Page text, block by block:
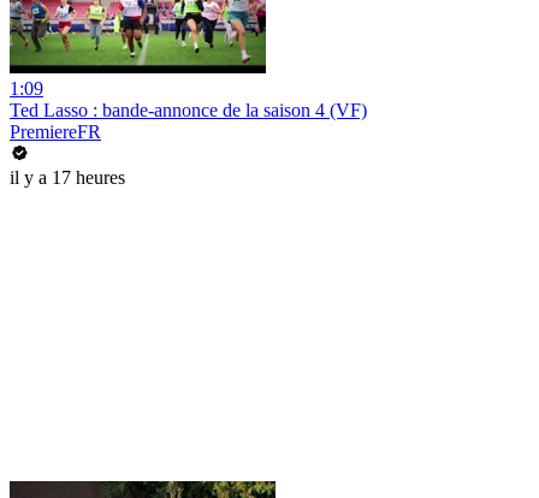
1:09
Ted Lasso : bande-annonce de la saison 4 (VF)
PremiereFR
il y a 17 heures